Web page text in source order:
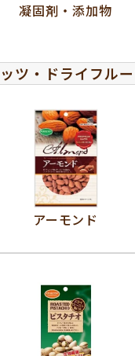
凝固剤・添加物
ツ・ドライフル
アーモンド